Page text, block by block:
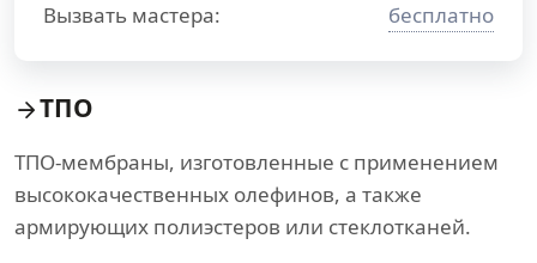
Вызвать мастера:
бесплатно
ТПО
ТПО-мембраны, изготовленные с применением
высококачественных олефинов, а также
армирующих полиэстеров или стеклотканей.